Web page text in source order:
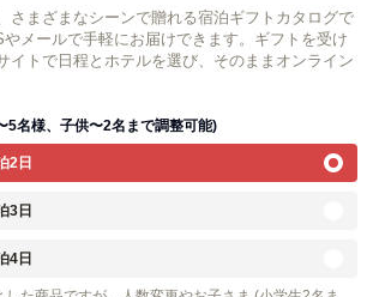
さまざまなシーンで贈れる宿泊ギフトカタログで
メールで手軽にお届けできます。ギフトを受け
イトで日程とホテルを選び、そのままオンライン
5名様、子供〜2名まで調整可能)
2日
3日
4日